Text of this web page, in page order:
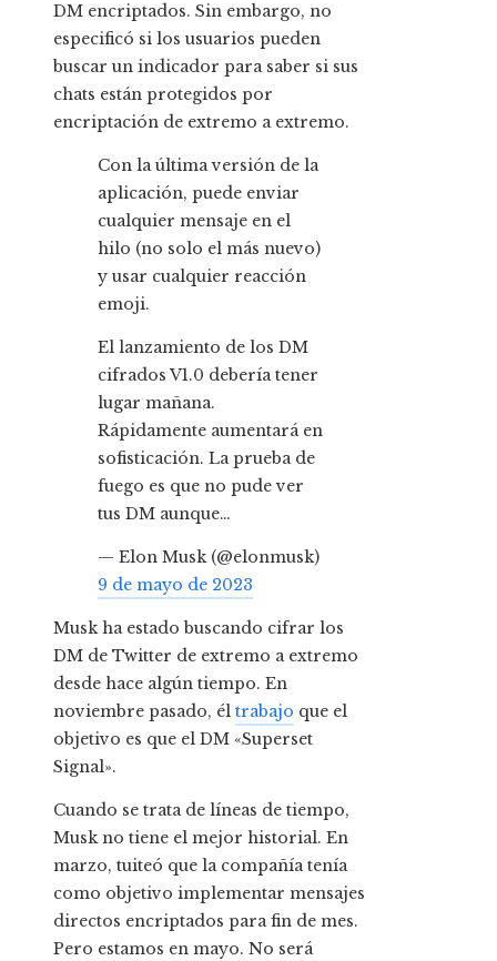
DM encriptados. Sin embargo, no
especificó si los usuarios pueden
buscar un indicador para saber si sus
chats están protegidos por
encriptación de extremo a extremo.
Con la última versión de la
aplicación, puede enviar
cualquier mensaje en el
hilo (no solo el más nuevo)
y usar cualquier reacción
emoji.
El lanzamiento de los DM
cifrados V1.0 debería tener
lugar mañana.
Rápidamente aumentará en
sofisticación. La prueba de
fuego es que no pude ver
tus DM aunque…
— Elon Musk (@elonmusk)
9 de mayo de 2023
Musk ha estado buscando cifrar los
DM de Twitter de extremo a extremo
desde hace algún tiempo. En
noviembre pasado, él trabajo que el
objetivo es que el DM «Superset
Signal».
Cuando se trata de líneas de tiempo,
Musk no tiene el mejor historial. En
marzo, tuiteó que la compañía tenía
como objetivo implementar mensajes
directos encriptados para fin de mes.
Pero estamos en mayo. No será